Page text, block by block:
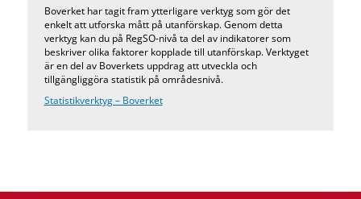
Boverket har tagit fram ytterligare verktyg som gör det
enkelt att utforska mått på utanförskap. Genom detta
verktyg kan du på RegSO-nivå ta del av indikatorer som
beskriver olika faktorer kopplade till utanförskap. Verktyget
är en del av Boverkets uppdrag att utveckla och
tillgängliggöra statistik på områdesnivå.
Statistikverktyg – Boverket